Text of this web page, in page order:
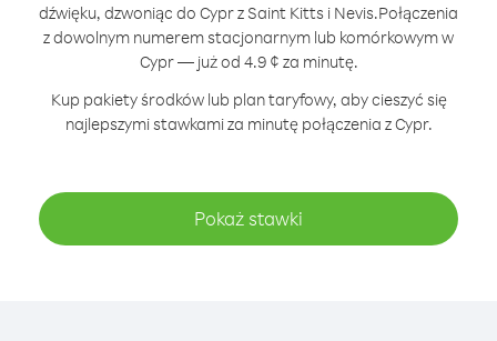
dźwięku, dzwoniąc do Cypr z Saint Kitts i Nevis.Połączenia
z dowolnym numerem stacjonarnym lub komórkowym w
Cypr — już od 4.9 ¢ za minutę.
Kup pakiety środków lub plan taryfowy, aby cieszyć się
najlepszymi stawkami za minutę połączenia z Cypr.
Pokaż stawki